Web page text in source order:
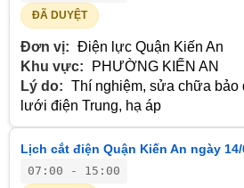
ĐÃ DUYỆT
Đơn vị: Điện lực Quận Kiến An
Khu vực:
PHƯỜNG KIẾN AN
Lý do: Thí nghiệm, sửa chữa
lưới điện Trung, hạ áp
Lịch cắt điện Quận Kiến An ngày 14/
07:00 - 15:00